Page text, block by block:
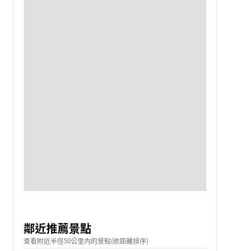
鄰近推薦景點
查看附近半徑50公里內的景點(依距離排序)